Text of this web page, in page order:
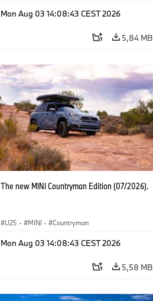
Mon Aug 03 14:08:43 CEST 2026
5,84 MB
The new MINI Countryman Edition (07/2026).
U25 · MINI · Countryman
Mon Aug 03 14:08:43 CEST 2026
5,58 MB